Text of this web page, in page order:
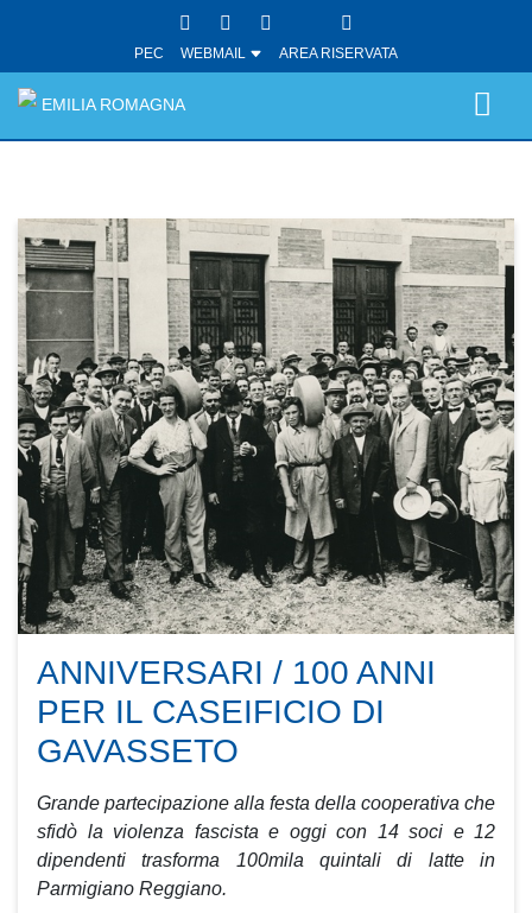
PEC WEBMAIL AREA RISERVATA
EMILIA ROMAGNA
ANNIVERSARI / 100 ANNI
PER IL CASEIFICIO DI
GAVASSETO
Grande partecipazione alla festa della cooperativa che
sfidò la violenza fascista e oggi con 14 soci e 12
dipendenti trasforma 100mila quintali di latte in
Parmigiano Reggiano.